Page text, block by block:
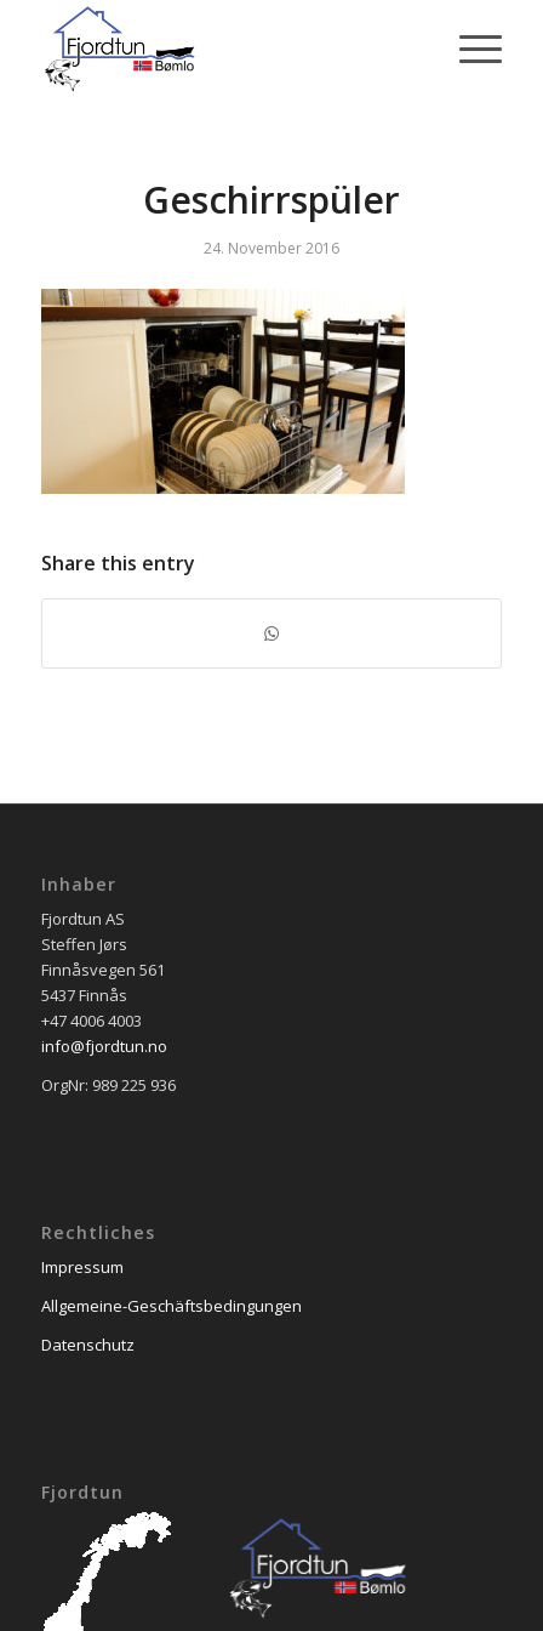
Geschirrspüler
24. November 2016
Share this entry
Inhaber
Fjordtun AS
Steffen Jørs
Finnåsvegen 561
5437 Finnås
+47 4006 4003
info@fjordtun.no
OrgNr: 989 225 936
Rechtliches
Impressum
Allgemeine-Geschäftsbedingungen
Datenschutz
Fjordtun